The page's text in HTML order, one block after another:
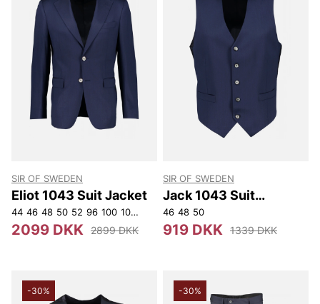
SIR OF SWEDEN
Eliot 1043 Suit Jacket
44 46 48 50 52 96 100 108 148 150 152
2099 DKK 2899 DKK
SIR OF SWEDEN
Jack 1043 Suit
Waistcoat
46 48 50
919 DKK 1339 DKK
-30% -30%